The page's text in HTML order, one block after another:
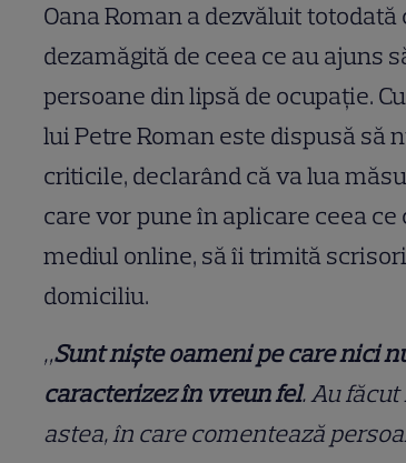
Oana Roman a dezvăluit totodată
dezamăgită de ceea ce au ajuns
persoane din lipsă de ocupație.
lui Petre Roman este dispusă să
criticile, declarând că va lua
care vor pune în aplicare ceea
mediul online, să îi trimită
domiciliu.
„Sunt niște oameni pe care nici
caracterizez în vreun fel. Au
astea, în care comentează